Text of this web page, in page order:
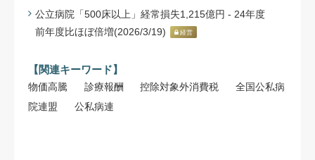
公立病院「500床以上」経常損失1,215億円 - 24年度
前年度比ほぼ倍増(2026/3/19)
経営
【関連キーワード】
物価高騰 診療報酬 控除対象外消費税
全国公私病
院連盟
公私病連